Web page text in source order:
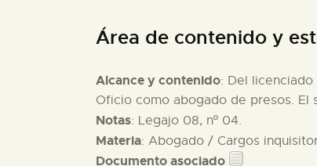
Área de contenido y
Alcance y contenido: Del
Oficio como abogado de presos. El
Notas: Legajo 08, nº 04.
Materia: Abogado / Cargos
Documento asociado